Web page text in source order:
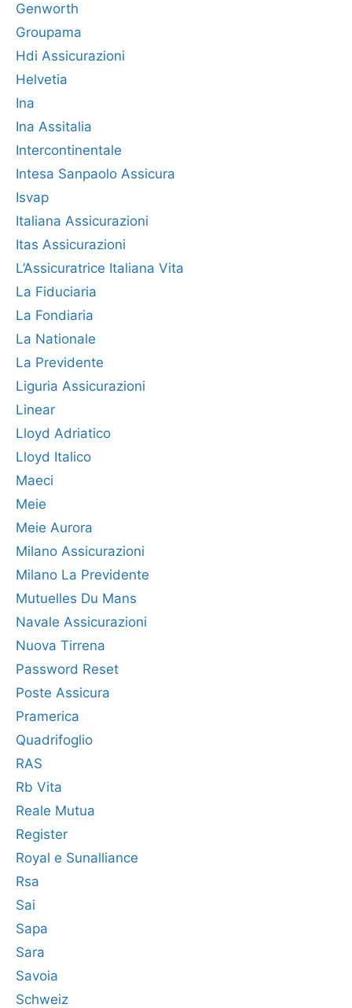
Genworth
Groupama
Hdi Assicurazioni
Helvetia
Ina
Ina Assitalia
Intercontinentale
Intesa Sanpaolo Assicura
Isvap
Italiana Assicurazioni
Itas Assicurazioni
L’Assicuratrice Italiana Vita
La Fiduciaria
La Fondiaria
La Nationale
La Previdente
Liguria Assicurazioni
Linear
Lloyd Adriatico
Lloyd Italico
Maeci
Meie
Meie Aurora
Milano Assicurazioni
Milano La Previdente
Mutuelles Du Mans
Navale Assicurazioni
Nuova Tirrena
Password Reset
Poste Assicura
Pramerica
Quadrifoglio
RAS
Rb Vita
Reale Mutua
Register
Royal e Sunalliance
Rsa
Sai
Sapa
Sara
Savoia
Schweiz